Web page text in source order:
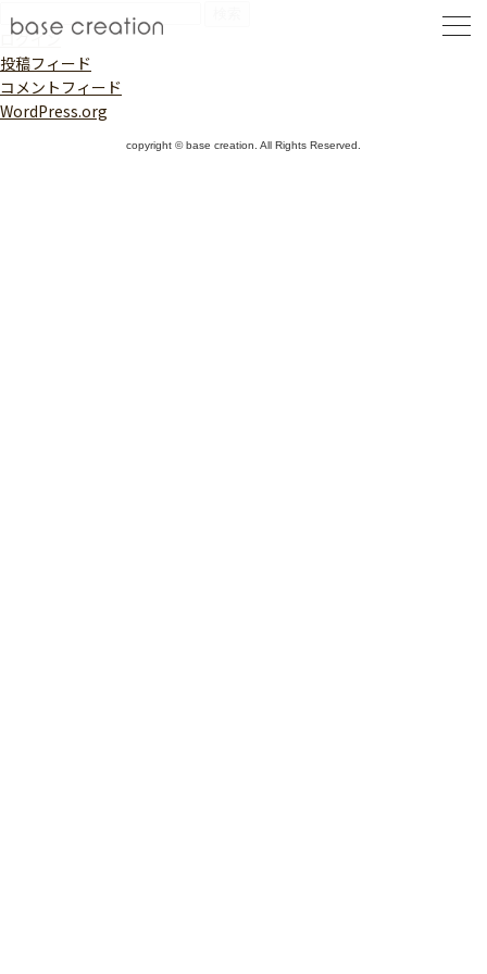
索:ログイン
投稿フィード
コメントフィード
WordPress.org
copyright © base creation. All Rights Reserved.